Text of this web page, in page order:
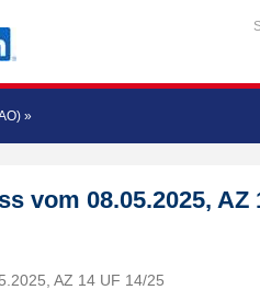
»
vom 08.05.2025, AZ
AZ 14 UF 14/25